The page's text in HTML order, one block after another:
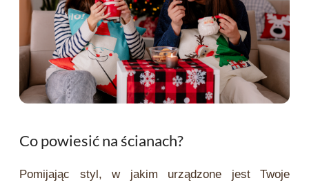
Co powiesić na ścianach?
Pomijając styl, w jakim urządzone jest Twoje